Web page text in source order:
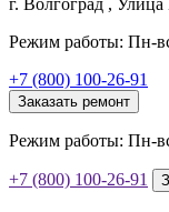
г. Волгоград ,
Режим работы: Пн-
+7 (800) 100-26-91
Заказать ремонт
Режим работы: Пн-
+7 (800) 100-26-91